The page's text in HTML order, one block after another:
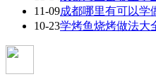
11-09成都哪里有可以学
10-23学烤鱼烧烤做法大